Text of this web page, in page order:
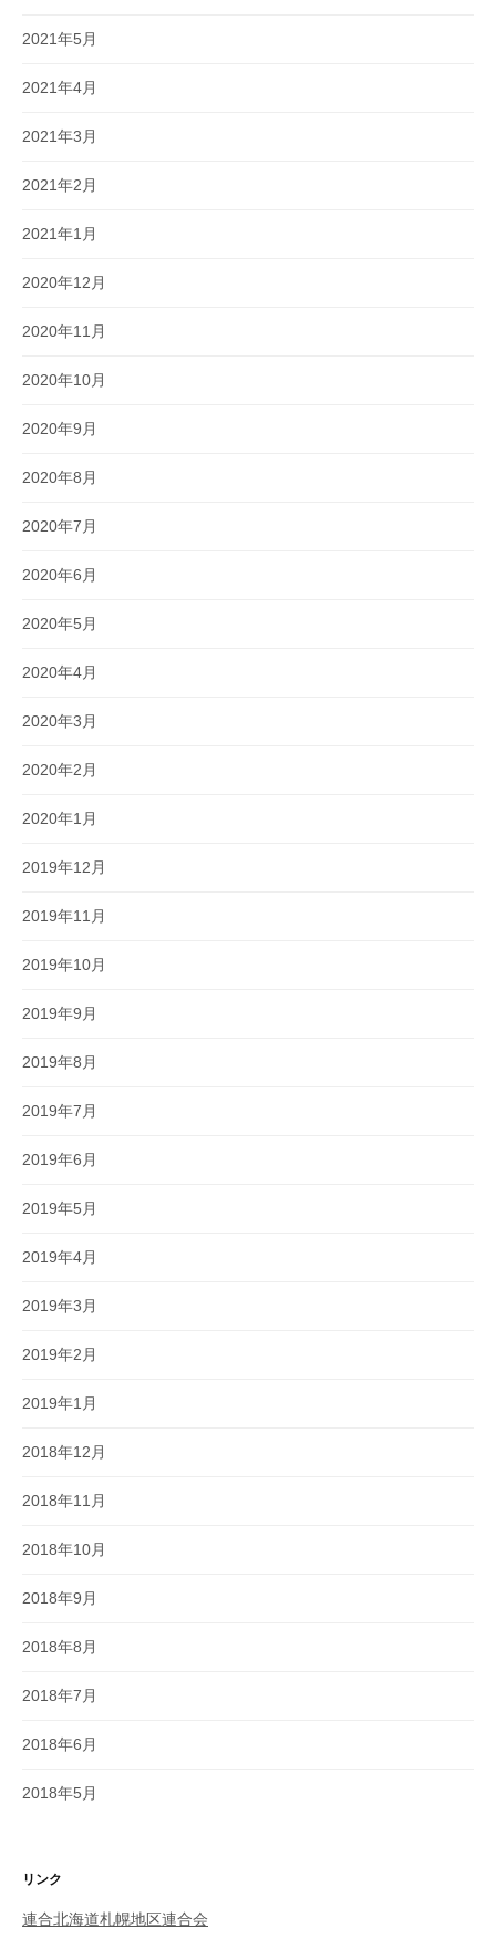
2021年5月
2021年4月
2021年3月
2021年2月
2021年1月
2020年12月
2020年11月
2020年10月
2020年9月
2020年8月
2020年7月
2020年6月
2020年5月
2020年4月
2020年3月
2020年2月
2020年1月
2019年12月
2019年11月
2019年10月
2019年9月
2019年8月
2019年7月
2019年6月
2019年5月
2019年4月
2019年3月
2019年2月
2019年1月
2018年12月
2018年11月
2018年10月
2018年9月
2018年8月
2018年7月
2018年6月
2018年5月
リンク
連合北海道札幌地区連合会